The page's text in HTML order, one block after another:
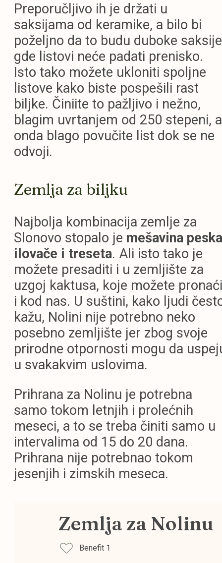
Preporučljivo ih je držati u
saksijama od keramike, a bilo bi
poželjno da to budu duboke saksije
gde listovi neće padati prenisko.
Isto tako možete ukloniti spoljne
listove kako biste pospešili rast
biljke. Činiite to pažljivo i nežno,
blagim uvrtanjem od 250 stepeni, a
onda blago povučite list dok se ne
odvoji.
Zemlja za biljku
Najbolja kombinacija zemlje za
Slonovo stopalo je mešavina
ilovače i treseta. Ali isto tako je
možete presaditi i u zemljište za
uzgoj kaktusa, koje možete pronaći
i kod nas. U suštini, kako ljudi
kažu, Nolini nije potrebno neko
posebno zemljište jer zbog svoje
prirodne otpornosti mogu da
u svakakvim uslovima.
Prihrana za Nolinu je potrebna
samo tokom letnjih i prolećnih
meseci, a to se treba činiti samo u
intervalima od 15 do 20 dana.
Prihrana nije potrebnao tokom
jesenjih i zimskih meseca.
Zemlja za Nolinu
Benefit 1